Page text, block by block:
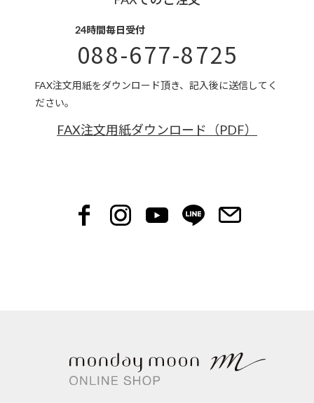
24時間毎日受付
088-677-8725
FAX注文用紙をダウンロード頂き、記入後に送信してく
ださい。
FAX注文用紙ダウンロード（PDF）